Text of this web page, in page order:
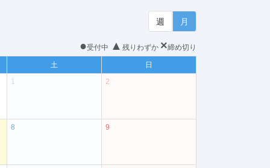
週 月
●受付中 ▲ 残りわずか ×締め切り
土
日
1
2
8 9